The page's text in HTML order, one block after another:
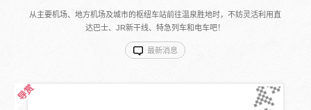
从主要机场、地方机场及城市的枢纽车站前往温泉胜地时，不妨灵活利用直
达巴士、JR新干线、特急列车和电车吧！
最新消息